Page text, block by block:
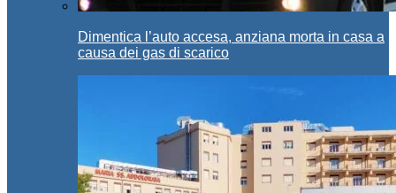
Dimentica l’auto accesa, anziana morta in casa a
causa dei gas di scarico